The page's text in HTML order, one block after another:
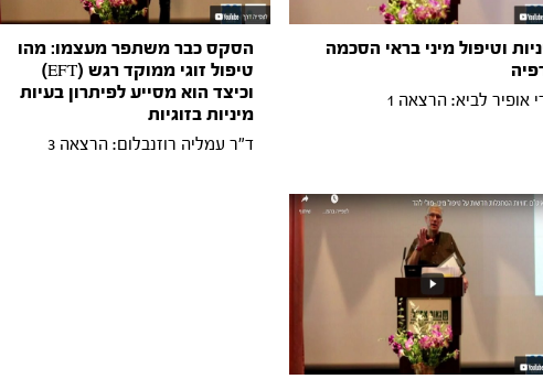
וטיפול מיני בראי הסכמה
אופיר לביא: הרצאה 1
הסקס כבר משתפר מעצמו: מהו
טיפול זוגי ממוקד רגש (EFT)
וכיצד הוא מסייע לפיתרון בעיות
מיניות בזוגיות
ד"ר עמליה רוזנבלום: הרצאה 3